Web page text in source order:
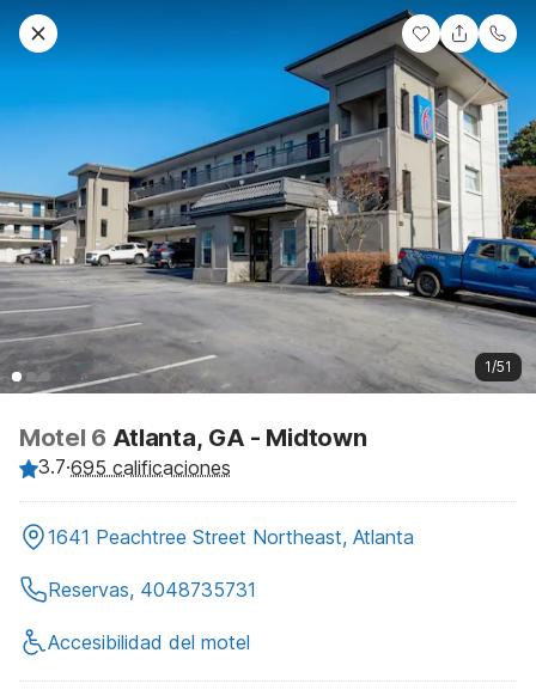
1/51
Motel 6 Atlanta, GA - Midtown
3.7·695 calificaciones
1641 Peachtree Street Northeast, Atlanta
Reservas, 4048735731
Accesibilidad del motel